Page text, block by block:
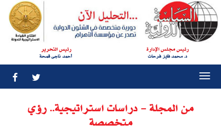
رئيس مجلس الإدارة
د. محمد فايز فرحات
رئيس التحرير
أحمد ناجى قمحة
من المجلة - دراسات استراتيجية.. رؤي
متخصصة